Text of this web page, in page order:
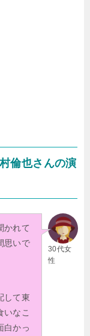
倫也さんの演
30代女
性
かれて
思いで
して東
いなこ
白かっ